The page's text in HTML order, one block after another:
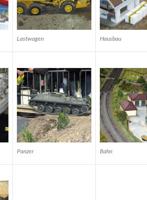
Lastwagen Hausbau
Panzer Bahn